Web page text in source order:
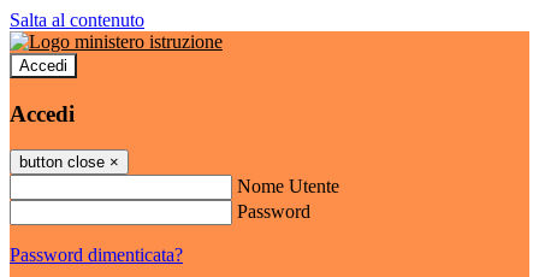
Salta al contenuto
Accedi
Accedi
button close ×
Nome Utente
Password
Password dimenticata?